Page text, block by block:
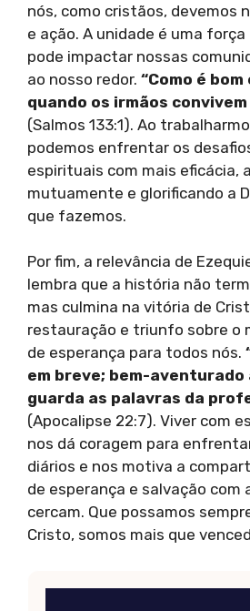
nós, como cristãos, devemos
e ação. A unidade é uma
pode impactar nossas
ao nosso redor. “Como é
quando os irmãos convivem
(Salmos 133:1). Ao
podemos enfrentar os
espirituais com mais eficácia,
mutuamente e glorificando a
que fazemos.
Por fim, a relevância de
lembra que a história não
mas culmina na vitória de
restauração e triunfo sobre o
de esperança para todos nós.
em breve; bem-aventurado
guarda as palavras da
(Apocalipse 22:7). Viver com
nos dá coragem para
diários e nos motiva a
de esperança e salvação com
cercam. Que possamos
Cristo, somos mais que